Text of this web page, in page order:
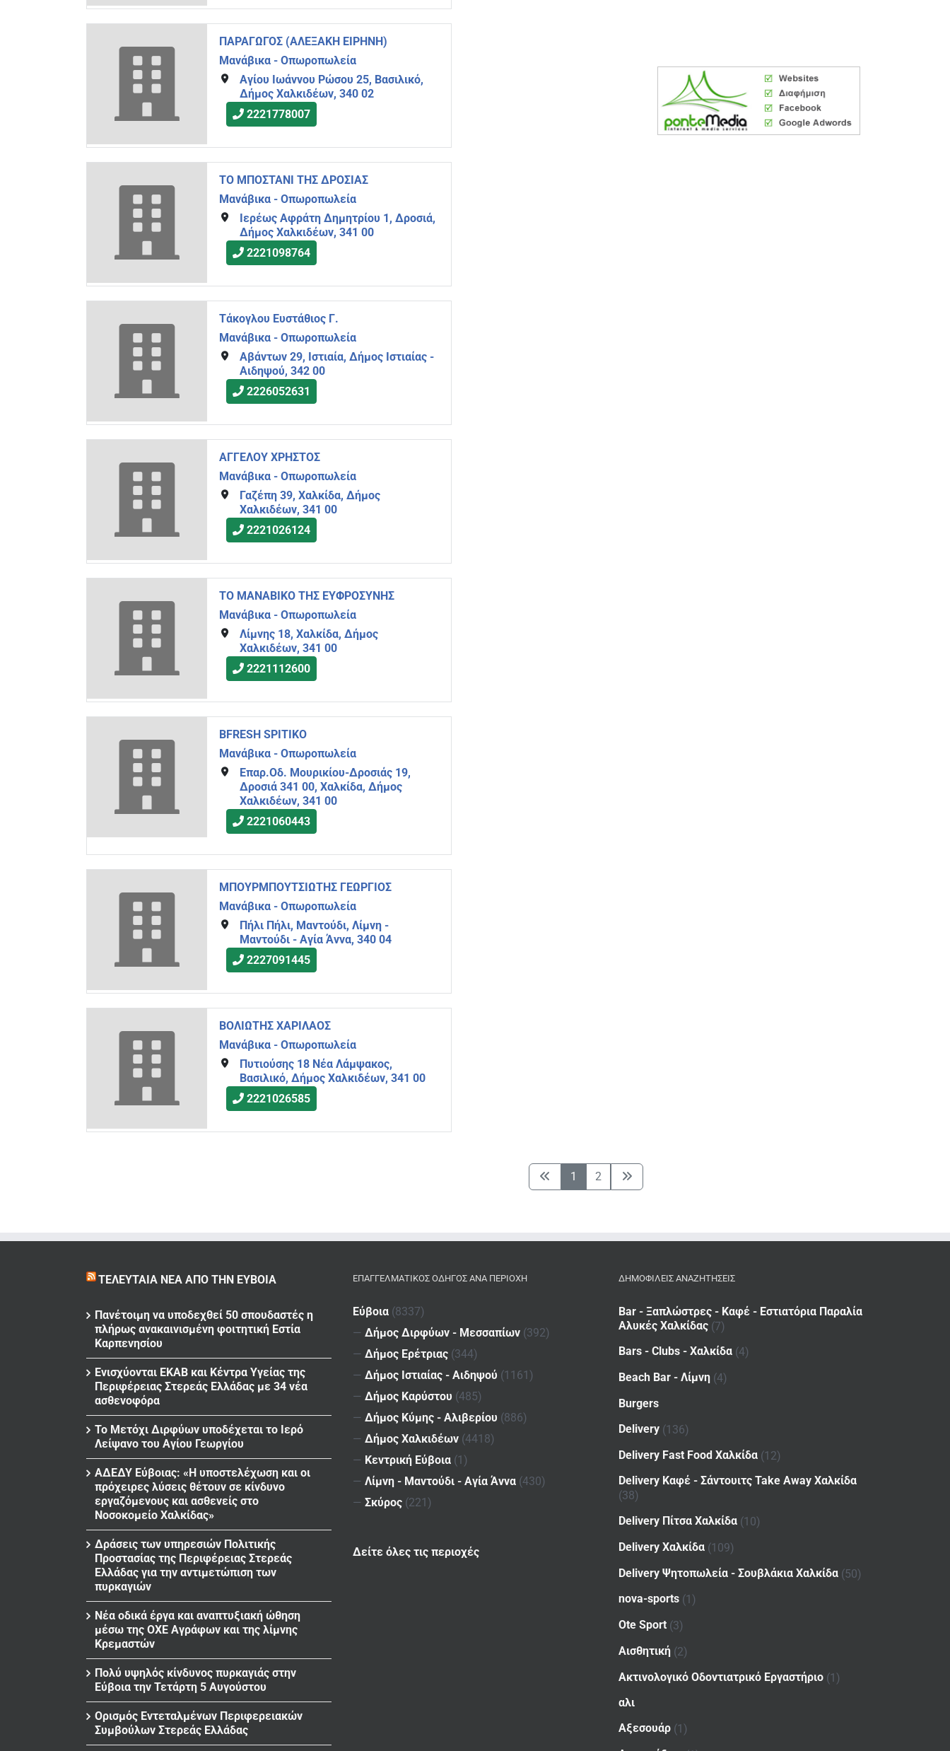
ΠΑΡΑΓΩΓΟΣ (ΑΛΕΞΑΚΗ ΕΙΡΗΝΗ)
Μανάβικα - Οπωροπωλεία
Αγίου Ιωάννου Ρώσου 25, Βασιλικό,
Δήμος Χαλκιδέων, 340 02
2221778007
ΤΟ ΜΠΟΣΤΑΝΙ ΤΗΣ ΔΡΟΣΙΑΣ
Μανάβικα - Οπωροπωλεία
Ιερέως Αφράτη Δημητρίου 1, Δροσιά,
Δήμος Χαλκιδέων, 341 00
2221098764
Τάκογλου Ευστάθιος Γ.
Μανάβικα - Οπωροπωλεία
Αβάντων 29, Ιστιαία, Δήμος Ιστιαίας -
Αιδηψού, 342 00
2226052631
ΑΓΓΕΛΟΥ ΧΡΗΣΤΟΣ
Μανάβικα - Οπωροπωλεία
Γαζέπη 39, Χαλκίδα, Δήμος
Χαλκιδέων, 341 00
2221026124
ΤΟ ΜΑΝΑΒΙΚΟ ΤΗΣ ΕΥΦΡΟΣΥΝΗΣ
Μανάβικα - Οπωροπωλεία
Λίμνης 18, Χαλκίδα, Δήμος
Χαλκιδέων, 341 00
2221112600
BFRESH SPITIKO
Μανάβικα - Οπωροπωλεία
Επαρ.Οδ. Μουρικίου-Δροσιάς 19,
Δροσιά 341 00, Χαλκίδα, Δήμος
Χαλκιδέων, 341 00
2221060443
ΜΠΟΥΡΜΠΟΥΤΣΙΩΤΗΣ ΓΕΩΡΓΙΟΣ
Μανάβικα - Οπωροπωλεία
Πήλι Πήλι, Μαντούδι, Λίμνη -
Μαντούδι - Αγία Άννα, 340 04
2227091445
ΒΟΛΙΩΤΗΣ ΧΑΡΙΛΑΟΣ
Μανάβικα - Οπωροπωλεία
Πυτιούσης 18 Νέα Λάμψακος,
Βασιλικό, Δήμος Χαλκιδέων, 341 00
2221026585
1 2
ΤΕΛΕΥΤΑΊΑ ΝΈΑ ΑΠΌ ΤΗΝ ΕΎΒΟΙΑ
Πανέτοιμη να υποδεχθεί 50 σπουδαστές η
πλήρως ανακαινισμένη φοιτητική Εστία
Καρπενησίου
Ενισχύονται ΕΚΑΒ και Κέντρα Υγείας της
Περιφέρειας Στερεάς Ελλάδας με 34 νέα
ασθενοφόρα
Το Μετόχι Διρφύων υποδέχεται το Ιερό
Λείψανο του Αγίου Γεωργίου
ΑΔΕΔΥ Εύβοιας: «Η υποστελέχωση και οι
πρόχειρες λύσεις θέτουν σε κίνδυνο
εργαζόμενους και ασθενείς στο
Νοσοκομείο Χαλκίδας»
Δράσεις των υπηρεσιών Πολιτικής
Προστασίας της Περιφέρειας Στερεάς
Ελλάδας για την αντιμετώπιση των
πυρκαγιών
Νέα οδικά έργα και αναπτυξιακή ώθηση
μέσω της ΟΧΕ Αγράφων και της λίμνης
Κρεμαστών
Πολύ υψηλός κίνδυνος πυρκαγιάς στην
Εύβοια την Τετάρτη 5 Αυγούστου
Ορισμός Εντεταλμένων Περιφερειακών
Συμβούλων Στερεάς Ελλάδας
ΕΠΑΓΓΕΛΜΑΤΙΚΌΣ ΟΔΗΓΌΣ ΑΝΆ ΠΕΡΙΟΧΉ
Εύβοια (8337)
— Δήμος Διρφύων - Μεσσαπίων (392)
— Δήμος Ερέτριας (344)
— Δήμος Ιστιαίας - Αιδηψού (1161)
— Δήμος Καρύστου (485)
— Δήμος Κύμης - Αλιβερίου (886)
— Δήμος Χαλκιδέων (4418)
— Κεντρική Εύβοια (1)
— Λίμνη - Μαντούδι - Αγία Άννα (430)
— Σκύρος (221)
Δείτε όλες τις περιοχές
ΔΗΜΟΦΙΛΕΙΣ ΑΝΑΖΗΤΗΣΕΙΣ
Bar - Ξαπλώστρες - Καφέ - Εστιατόρια Παραλία
Αλυκές Χαλκίδας (7)
Bars - Clubs - Χαλκίδα (4)
Beach Bar - Λίμνη (4)
Burgers
Delivery (136)
Delivery Fast Food Χαλκίδα (12)
Delivery Καφέ - Σάντουιτς Take Away Χαλκίδα
(38)
Delivery Πίτσα Χαλκίδα (10)
Delivery Χαλκίδα (109)
Delivery Ψητοπωλεία - Σουβλάκια Χαλκίδα (50)
nova-sports (1)
Ote Sport (3)
Αισθητική (2)
Ακτινολογικό Οδοντιατρικό Εργαστήριο (1)
αλι
Αξεσουάρ (1)